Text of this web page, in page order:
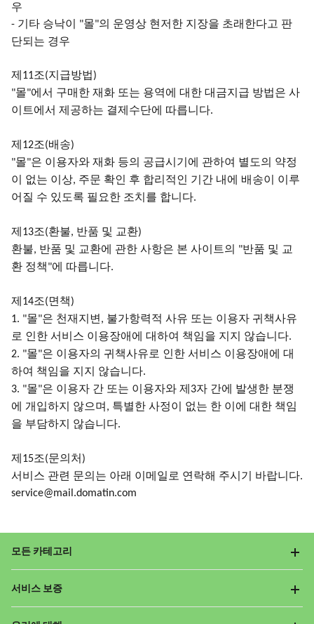
우
- 기타 승낙이 "몰"의 운영상 현저한 지장을 초래한다고 판
단되는 경우
제 11조(지급방법)
"몰"에서 구매한 재화 또는 용역에 대한 대금지급 방법은 사
이트에서 제공하는 결제수단에 따릅니다.
제 12조(배송)
"몰"은 이용자와 재화 등의 공급시기에 관하여 별도의 약정
이 없는 이상, 주문 확인 후 합리적인 기간 내에 배송이 이루
어질 수 있도록 필요한 조치를 합니다.
제 13조(환불, 반품 및 교환)
환불, 반품 및 교환에 관한 사항은 본 사이트의 "반품 및 교
환 정책"에 따릅니다.
제 14조(면책)
1. "몰"은 천재지변 , 불가항력적 사유 또는 이용자 귀책사유
로 인한 서비스 이용장애에 대하여 책임을 지지 않습니다.
2. "몰"은 이용자의 귀책사유로 인한 서비스 이용장애에 대
하여 책임을 지지 않습니다.
3. "몰"은 이용자 간 또는 이용자와 제 3자 간에 발생한 분쟁
에 개입하지 않으며 , 특별한 사정이 없는 한 이에 대한 책임
을 부담하지 않습니다.
제 15조(문의처 )
서비스 관련 문의는 아래 이메일로 연락해 주시기 바랍니다.
service@mail.domatin.com
모든 카테고리
서비스 보증